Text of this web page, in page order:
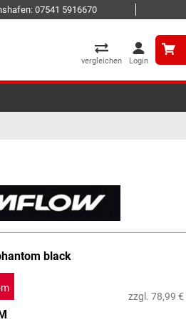
07541 5916670
vergleichen Login
zzgl. 78,99 €
black